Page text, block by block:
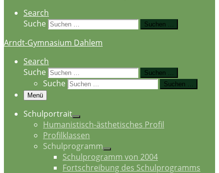
Search
Suche
Suchen …
Arndt-Gymnasium Dahlem
Search
Suche
Suchen …
Suche
Suchen …
Menü
Schulportrait
Humanistisch-ästhetisches Profil
Profilklassen
Schulprogramm
Schulprogramm von 2004
Fortschreibung des Schulprogramms